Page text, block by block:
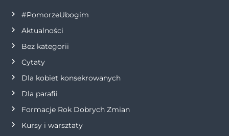
a
c
j
a
w
p
#PomorzeUbogim
Aktualności
Bez kategorii
Cytaty
Dla kobiet konsekrowanych
Dla parafii
Formacje Rok Dobrych Zmian
Kursy i warsztaty